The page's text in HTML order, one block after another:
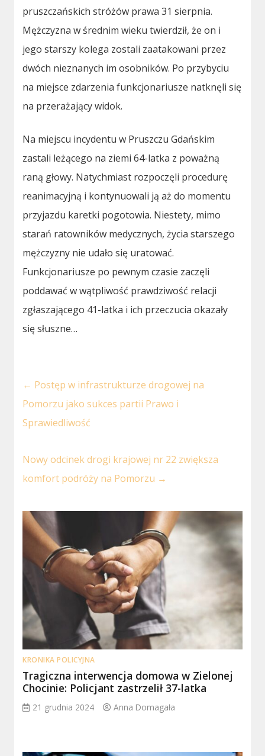
pruszczańskich stróżów prawa 31 sierpnia.
Mężczyzna w średnim wieku twierdził, że on i
jego starszy kolega zostali zaatakowani przez
dwóch nieznanych im osobników. Po przybyciu
na miejsce zdarzenia funkcjonariusze natknęli się
na przerażający widok.
Na miejscu incydentu w Pruszczu Gdańskim
zastali leżącego na ziemi 64-latka z poważną
raną głowy. Natychmiast rozpoczęli procedurę
reanimacyjną i kontynuowali ją aż do momentu
przyjazdu karetki pogotowia. Niestety, mimo
starań ratowników medycznych, życia starszego
mężczyzny nie udało się uratować.
Funkcjonariusze po pewnym czasie zaczęli
poddawać w wątpliwość prawdziwość relacji
zgłaszającego 41-latka i ich przeczucia okazały
się słuszne…
← Postęp w infrastrukturze drogowej na
Pomorzu jako sukces partii Prawo i
Sprawiedliwość
Nowy odcinek drogi krajowej nr 22 zwiększa
komfort podróży na Pomorzu →
KRONIKA POLICYJNA
Tragiczna interwencja domowa w Zielonej
Chocinie: Policjant zastrzelił 37-latka
21 grudnia 2024 Anna Domagała